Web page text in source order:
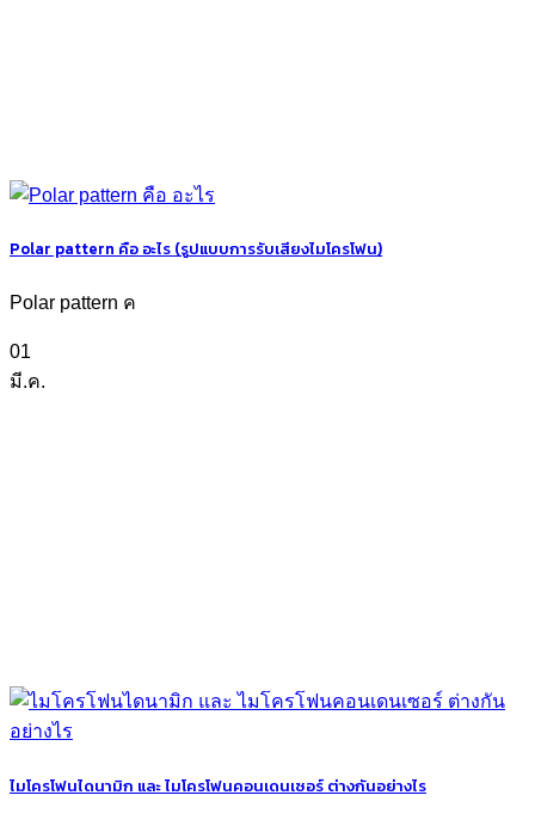
Polar pattern คือ อะไร (รูปแบบการรับเสียงไมโครโฟน)
Polar pattern ค
01
มี.ค.
ไมโครโฟนไดนามิก และ ไมโครโฟนคอนเดนเซอร์ ต่างกันอย่างไร